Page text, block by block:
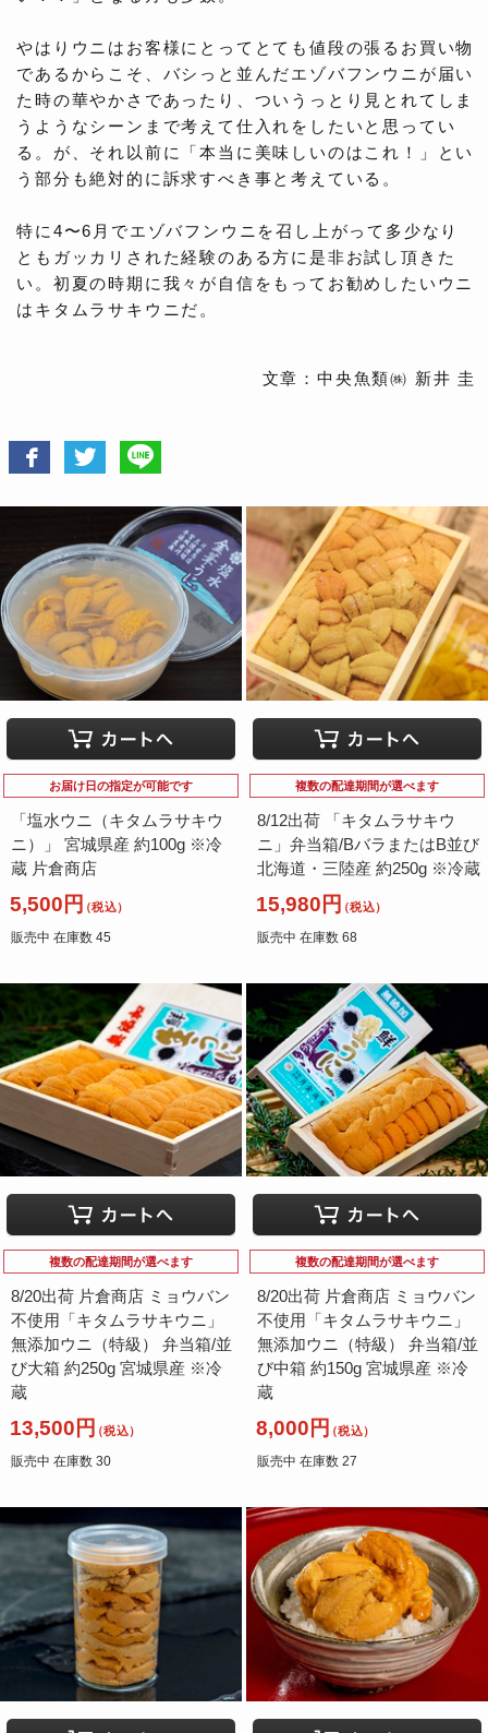
やはりウニはお客様にとってとても値段の張るお買い物
であるからこそ、バシっと並んだエゾバフンウニが届い
た時の華やかさであったり、ついうっとり見とれてしま
うようなシーンまで考えて仕入れをしたいと思ってい
る。が、それ以前に「本当に美味しいのはこれ！」とい
う部分も絶対的に訴求すべき事と考えている。
特に4〜6月でエゾバフンウニを召し上がって多少なり
ともガッカリされた経験のある方に是非お試し頂きた
い。初夏の時期に我々が自信をもってお勧めしたいウニ
はキタムラサキウニだ。
文章：中央魚類㈱ 新井 圭
お届け日の指定が可能です
「塩水ウニ（キタムラサキウ
ニ）」 宮城県産 約100g ※冷
蔵 片倉商店
5,500円（税込）
販売中 在庫数 45
複数の配達期間が選べます
8/12出荷 「キタムラサキウ
ニ」弁当箱/BバラまたはB並び
北海道・三陸産 約250g ※冷蔵
15,980円（税込）
販売中 在庫数 68
複数の配達期間が選べます
8/20出荷 片倉商店 ミョウバン
不使用「キタムラサキウニ」
無添加ウニ（特級） 弁当箱/並
び大箱 約250g 宮城県産 ※冷
蔵
13,500円（税込）
販売中 在庫数 30
複数の配達期間が選べます
8/20出荷 片倉商店 ミョウバン
不使用「キタムラサキウニ」
無添加ウニ（特級） 弁当箱/並
び中箱 約150g 宮城県産 ※冷
蔵
8,000円（税込）
販売中 在庫数 27